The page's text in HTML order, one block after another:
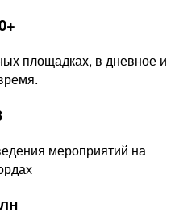
площадках, в дневное и
мероприятий на